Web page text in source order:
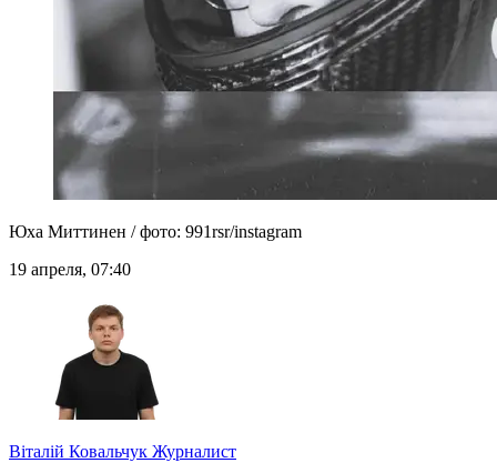
Юха Миттинен / фото: 991rsr/instagram
19 апреля, 07:40
Віталій Ковальчук Журналист